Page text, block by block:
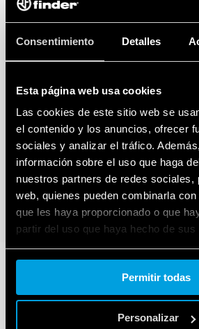
Consentimiento Detalles
Esta página web usa cookies
Las cookies de este sitio web se
el contenido y los anuncios, ofrecer
sociales y analizar el tráfico.
información sobre el uso que haga
nuestros partners de redes sociales,
web, quienes pueden combinarla
que les haya proporcionado o que
partir del uso que haya hecho de
Cookie policy.
Permitir todas
Personalizar